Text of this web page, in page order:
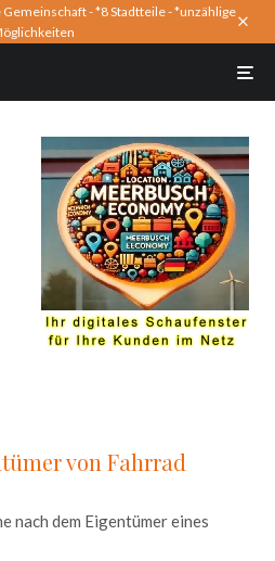
Gemeinschaft - *8 Stadtteile - *unzählige
von Fahrrad
nach dem Eigentümer eines